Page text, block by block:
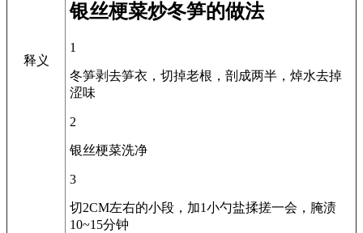
释义
银丝梗菜炒冬笋的做法
1
冬笋剥去笋衣，切掉老根，剖成两半，焯水去掉
涩味
2
银丝梗菜洗净
3
切2CM左右的小段，加1小勺盐揉搓一会，腌渍
10~15分钟